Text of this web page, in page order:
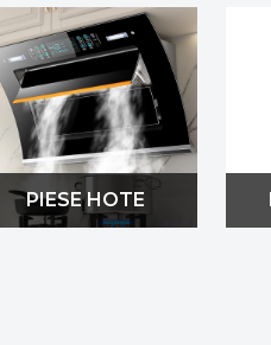
PIESE HOTE